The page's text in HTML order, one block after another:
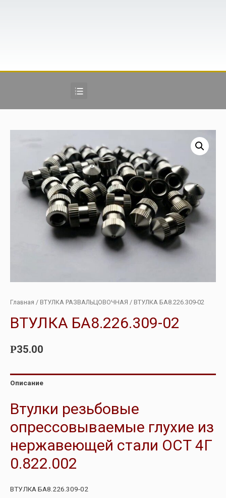
Главная / ВТУЛКА РАЗВАЛЬЦОВОЧНАЯ / ВТУЛКА БА8.226.309-02
ВТУЛКА БА8.226.309-02
Р35.00
Описание
Втулки резьбовые
опрессовываемые глухие из
нержавеющей стали ОСТ 4Г
0.822.002
ВТУЛКА БА8.226.309-02